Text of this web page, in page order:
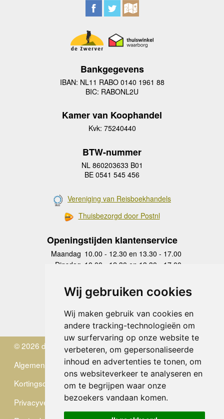
Wij gebruiken cookies
Wij maken gebruik van cookies en
andere tracking-technologieën om
uw surfervaring op onze website te
verbeteren, om gepersonaliseerde
inhoud en advertenties te tonen, om
ons websiteverkeer te analyseren en
om te begrijpen waar onze
bezoekers vandaan komen.
Bankgegevens
IBAN: NL11 RABO 0140 1961 88
BIC: RABONL2U
Kamer van Koophandel
Kvk: 75240440
BTW-nummer
NL 860203633 B01
BE 0541 545 456
Vereniging van Reisboekhandels
Thuisbezorgd door Postnl
Openingstijden klantenservice
Maandag 10.00 - 12.30 en 13.30 - 17.00
Dinsdag 10.00 - 12.30 en 13.30 - 17.00
Donderdag
10.00 - 12.30 en 13.30 - 17.00
Vrijdag 10.00 - 12.30 en 13.30 - 17.00
Zaterdag
gesloten
Zondag gesloten
© 2026 de Zwerver
Algemene Voorwaarden
Kortingscode
Privacyverklaring